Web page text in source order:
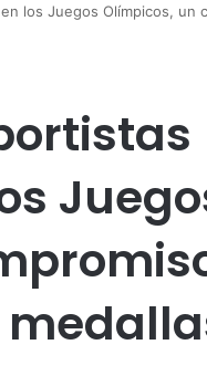
los Juegos Olímpicos, un